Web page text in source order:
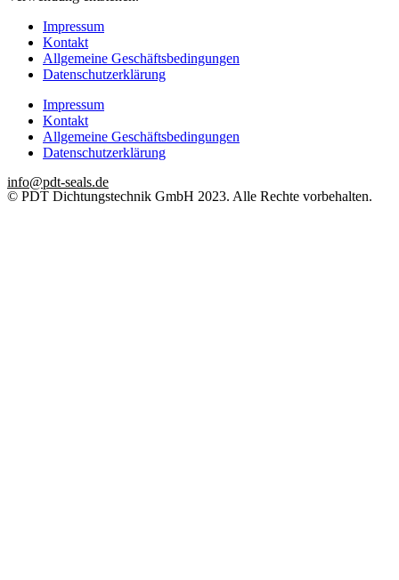
Impressum
Kontakt
Allgemeine Geschäftsbedingungen
Datenschutzerklärung
Impressum
Kontakt
Allgemeine Geschäftsbedingungen
Datenschutzerklärung
info@pdt-seals.de
© PDT Dichtungstechnik GmbH 2023. Alle Rechte vorbehalten.